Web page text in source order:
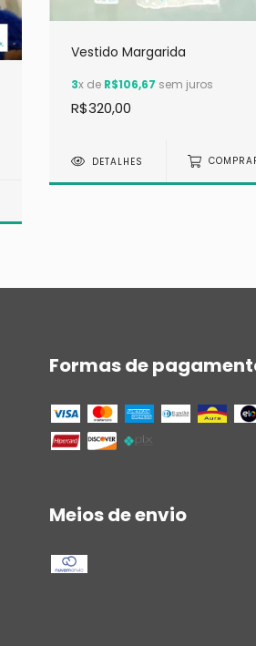
Vestido Margarida
3x de R$106,67 sem juros
R$320,00
DETALHES
Formas de
Meios de envio